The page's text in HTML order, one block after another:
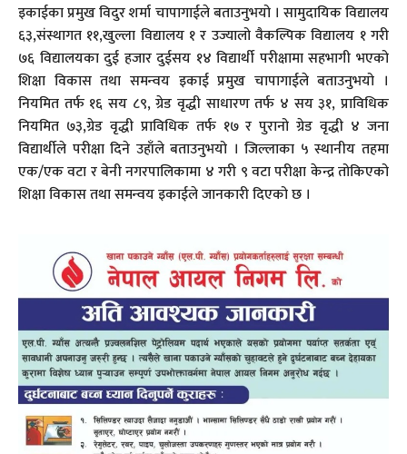
इकाईका प्रमुख विदुर शर्मा चापागाईले बताउनुभयो । सामुदायिक विद्यालय
६३,संस्थागत ११,खुल्ला विद्यालय १ र उज्यालो वैकल्पिक विद्यालय १ गरी
७६ विद्यालयका दुई हजार दुईसय १४ विद्यार्थी परीक्षामा सहभागी भएको
शिक्षा विकास तथा समन्वय इकाई प्रमुख चापागाईले बताउनुभयो ।
नियमित तर्फ १६ सय ८९, ग्रेड वृद्धी साधारण तर्फ ४ सय ३१, प्राविधिक
नियमित ७३,ग्रेड वृद्धी प्राविधिक तर्फ १७ र पुरानो ग्रेड वृद्धी ४ जना
विद्यार्थीले परीक्षा दिने उहाँले बताउनुभयो । जिल्लाका ५ स्थानीय तहमा
एक/एक वटा र बेनी नगरपालिकामा ४ गरी ९ वटा परीक्षा केन्द्र तोकिएको
शिक्षा विकास तथा समन्वय इकाईले जानकारी दिएको छ ।